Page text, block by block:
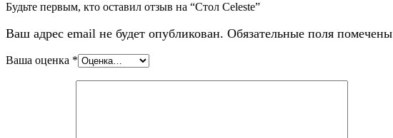
Будьте первым, кто оставил отзыв на “Стол Celeste”
Ваш адрес email не будет опубликован. Обязательные поля помечены
Ваша оценка *